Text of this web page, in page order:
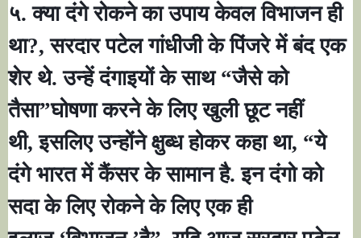
५. क्या दंगे रोकने का उपाय केवल विभाजन ही
था?,सरदार पटेल गांधीजी के पिंजरे में बंद एक
शेर थे. उन्हें दंगाइयों के साथ“जैसे को
तैसा”घोषणा करने के लिए खुली छूट नहीं
थी,इसलिए उन्होंने क्षुब्ध होकर कहा था, “ये
दंगे भारत में कैंसर के सामान है. इन दंगो को
सदा के लिए रोकने के लिए एक ही